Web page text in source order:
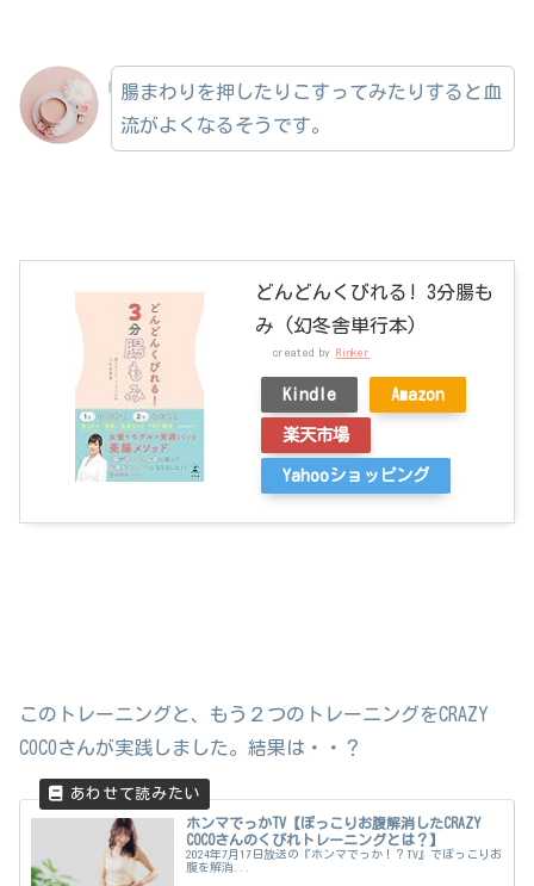
腸まわりを押したりこすってみたりすると血
流がよくなるそうです。
どんどんくびれる! 3分腸も
み (幻冬舎単行本)
created by Rinker
Kindle Amazon
楽天市場
Yahooショッピング
このトレーニングと、もう２つのトレーニングをCRAZY
COCOさんが実践しました。結果は・・？
ホンマでっかTV【ぽっこりお腹解消したCRAZY
COCOさんのくびれトレーニングとは？】
2024年7月17日放送の『ホンマでっか！？TV』でぽっこりお
腹を解消...